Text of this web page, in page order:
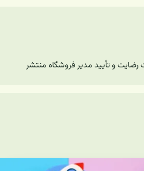
رضایت و تأیید مدیر فروشگاه منتشر